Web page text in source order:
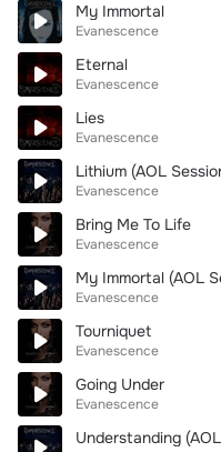
My Immortal
Evanescence
Eternal
Evanescence
Lies
Evanescence
Lithium (AOL
Evanescence
Bring Me To Life
Evanescence
Evanescence
Tourniquet
Evanescence
Going Under
Evanescence